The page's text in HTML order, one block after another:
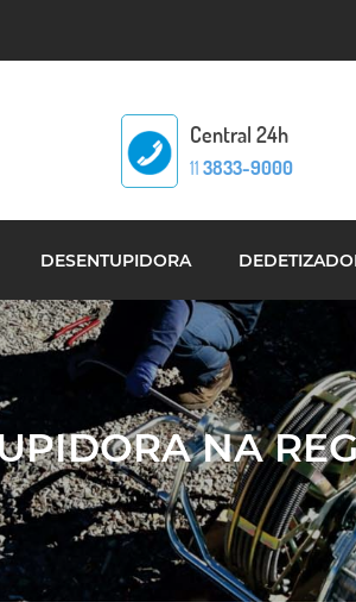
Central 24h
11 3833-9000
DESENTUPIDORA
NA